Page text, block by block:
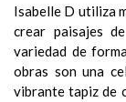
Isabelle D utiliza
crear paisajes
variedad de
obras son una
vibrante tapiz de